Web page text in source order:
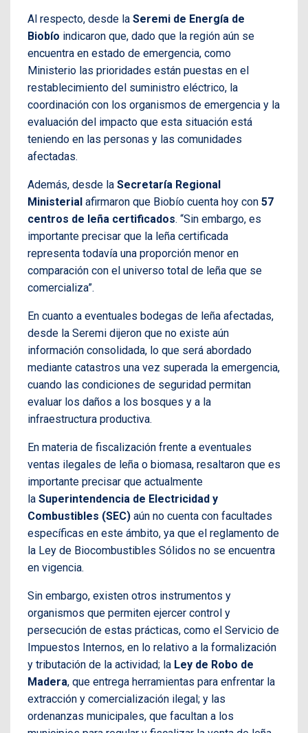
Al respecto, desde la Seremi de Energía de
Biobío indicaron que, dado que la región aún se
encuentra en estado de emergencia, como
Ministerio las prioridades están puestas en el
restablecimiento del suministro eléctrico, la
coordinación con los organismos de emergencia y la
evaluación del impacto que esta situación está
teniendo en las personas y las comunidades
afectadas.
Además, desde la Secretaría Regional
Ministerial afirmaron que Biobío cuenta hoy con 57
centros de leña certificados. “Sin embargo, es
importante precisar que la leña certificada
representa todavía una proporción menor en
comparación con el universo total de leña que se
comercializa”.
En cuanto a eventuales bodegas de leña afectadas,
desde la Seremi dijeron que no existe aún
información consolidada, lo que será abordado
mediante catastros una vez superada la emergencia,
cuando las condiciones de seguridad permitan
evaluar los daños a los bosques y a la
infraestructura productiva.
En materia de fiscalización frente a eventuales
ventas ilegales de leña o biomasa, resaltaron que es
importante precisar que actualmente
la Superintendencia de Electricidad y
Combustibles (SEC) aún no cuenta con facultades
específicas en este ámbito, ya que el reglamento de
la Ley de Biocombustibles Sólidos no se encuentra
en vigencia.
Sin embargo, existen otros instrumentos y
organismos que permiten ejercer control y
persecución de estas prácticas, como el Servicio de
Impuestos Internos, en lo relativo a la formalización
y tributación de la actividad; la Ley de Robo de
Madera, que entrega herramientas para enfrentar la
extracción y comercialización ilegal; y las
ordenanzas municipales, que facultan a los